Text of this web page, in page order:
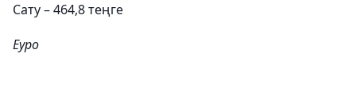
Сату – 464,8 теңге
Еуро